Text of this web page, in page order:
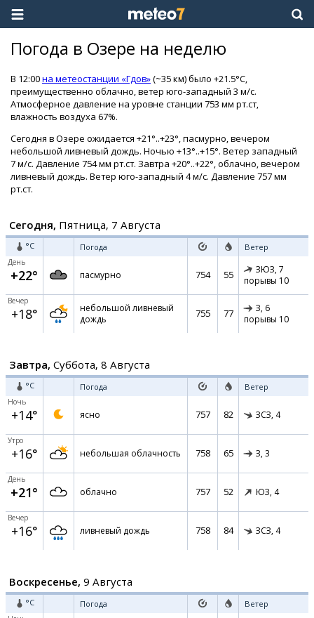
Погода в Озере на неделю
В 12:00на метеостанции «Гдов»(~35 км) было +21.5°C,
преимущественно облачно, ветер юго-западный 3 м/с.
Атмосферное давление на уровне станции 753 мм рт.ст,
влажность воздуха 67%.
Сегодня в Озере ожидается +21°..+23°, пасмурно, вечером
небольшой ливневый дождь. Ночью +13°..+15°. Ветер западный
7 м/с. Давление 754 мм рт.ст. Завтра +20°..+22°, облачно, вечером
ливневый дождь. Ветер юго-западный 4 м/с. Давление 757 мм
рт.ст.
Сегодня, Пятница, 7 Августа
°C Погода Ветер
День
+22° пасмурно 754 55 ЗЮЗ, 7
порывы 10
Вечер
+18°
небольшой ливневый
дождь
755 77 З, 6
порывы 10
Завтра, Суббота, 8 Августа
°C Погода Ветер
Ночь
+14° ясно 757 82 ЗСЗ, 4
Утро
+16° небольшая облачность 758 65 З, 3
День
+21° облачно 757 52 ЮЗ, 4
Вечер
+16° ливневый дождь 758 84 ЗСЗ, 4
Воскресенье, 9 Августа
°C Погода Ветер